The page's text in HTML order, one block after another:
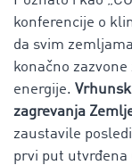
konferencije o
da svim
konačno
energije.
zagrevanja
zaustavile
prvi put